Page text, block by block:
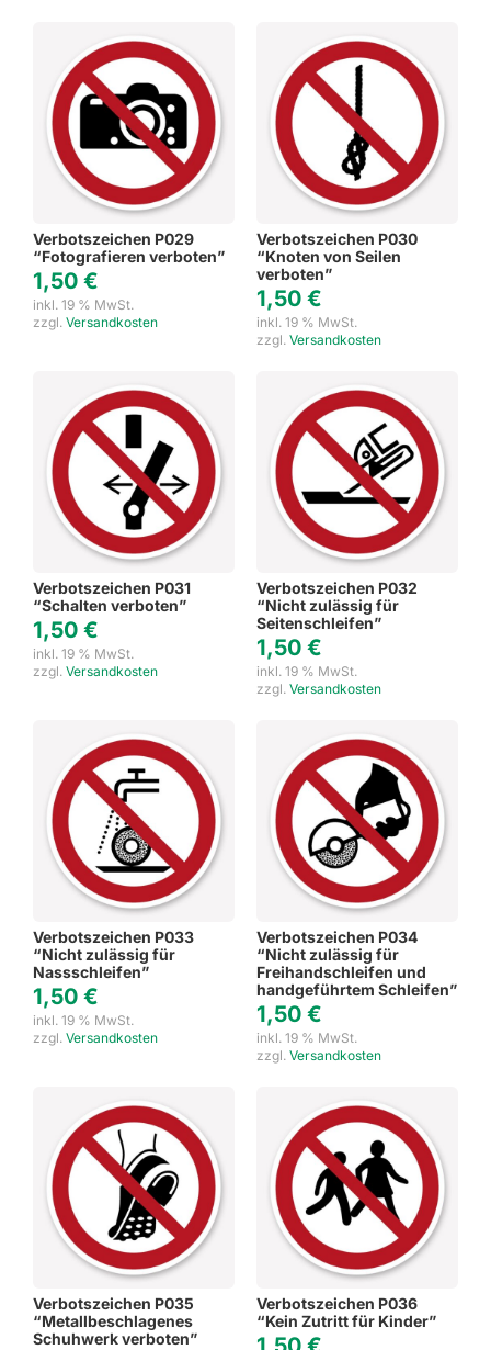
Verbotszeichen P029
“Fotografieren verboten”
1,50 €
inkl. 19 % MwSt.
zzgl. Versandkosten
Verbotszeichen P030
“Knoten von Seilen
verboten”
1,50 €
inkl. 19 % MwSt.
zzgl. Versandkosten
Verbotszeichen P031
“Schalten verboten”
1,50 €
inkl. 19 % MwSt.
zzgl. Versandkosten
Verbotszeichen P032
“Nicht zulässig für
Seitenschleifen”
1,50 €
inkl. 19 % MwSt.
zzgl. Versandkosten
Verbotszeichen P033
“Nicht zulässig für
Nassschleifen”
1,50 €
inkl. 19 % MwSt.
zzgl. Versandkosten
Verbotszeichen P034
“Nicht zulässig für
Freihandschleifen und
handgeführtem Schleifen”
1,50 €
inkl. 19 % MwSt.
zzgl. Versandkosten
Verbotszeichen P035
“Metallbeschlagenes
Schuhwerk verboten”
Verbotszeichen P036
“Kein Zutritt für Kinder”